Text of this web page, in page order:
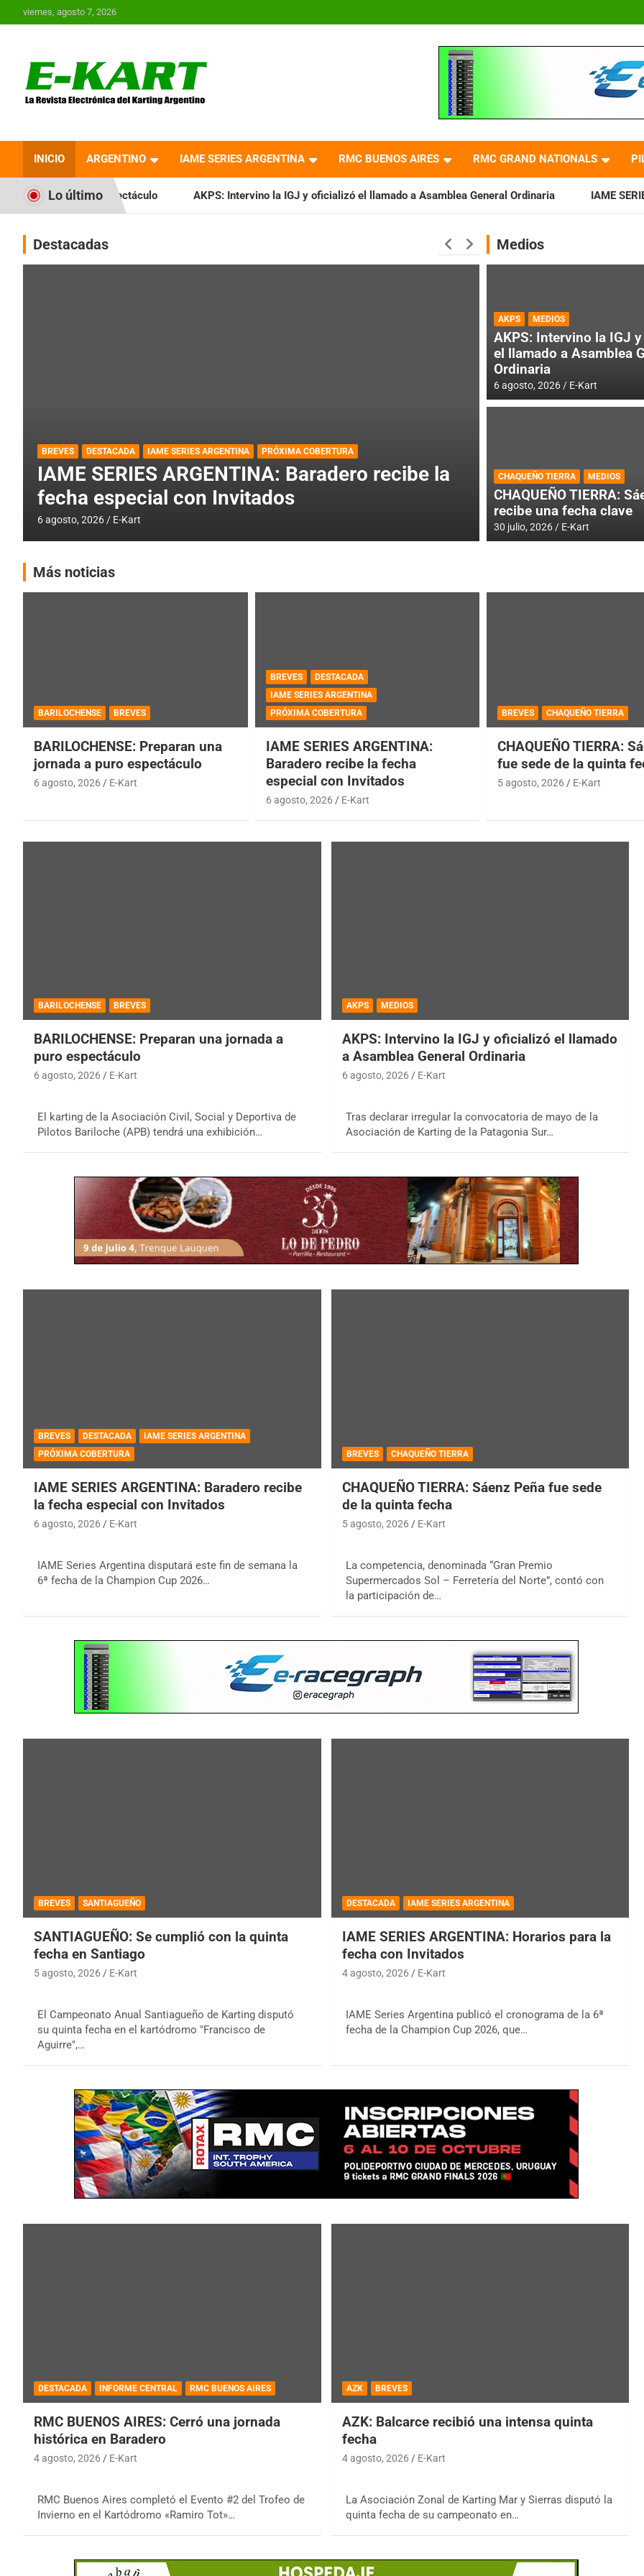
al
viernes, agosto 7, 2026
Revista Electrónica del
Karting en Argentina
INICIO ARGENTINO IAME SERIES ARGENTINA RMC BUENOS AIRES RMC GRAND NATIONALS
Lo último
a puro espectáculo AKPS: Intervino la IGJ y oficializó el llamado a Asamblea General Ordinaria IAME SERIES
Destacadas
DESTACADA IAME SERIES ARGENTINA
IAME SERIES ARGENTINA: Horarios para la
fecha con Invitados
4 agosto, 2026 E-Kart
RMC BUENOS
histórica en
Medios
AKPS MEDIOS
AKPS: Intervino la IGJ
el llamado a Asamblea
Ordinaria
6 agosto, 2026 E-Kart
CHAQUEÑO TIERRA MEDIOS
CHAQUEÑO TIERRA:
recibe una fecha clave
30 julio, 2026 E-Kart
Más noticias
BARILOCHENSE BREVES
BARILOCHENSE: Preparan una
jornada a puro espectáculo
6 agosto, 2026 E-Kart
BREVES
DESTACADA
IAME SERIES ARGENTINA
PRÓXIMA COBERTURA
IAME SERIES ARGENTINA:
Baradero recibe la fecha
especial con Invitados
6 agosto, 2026 E-Kart
BREVES CHAQUEÑO TIERRA
CHAQUEÑO TIERRA:
fue sede de la quinta
5 agosto, 2026 E-Kart
BARILOCHENSE BREVES
BARILOCHENSE: Preparan una jornada a
puro espectáculo
6 agosto, 2026 E-Kart
El karting de la Asociación Civil, Social y Deportiva de
Pilotos Bariloche (APB) tendrá una exhibición…
AKPS MEDIOS
AKPS: Intervino la IGJ y oficializó el llamado
a Asamblea General Ordinaria
6 agosto, 2026 E-Kart
Tras declarar irregular la convocatoria de mayo de la
Asociación de Karting de la Patagonia Sur…
BREVES DESTACADA
IAME SERIES ARGENTINA
PRÓXIMA COBERTURA
IAME SERIES ARGENTINA: Baradero recibe
la fecha especial con Invitados
6 agosto, 2026 E-Kart
IAME Series Argentina disputará este fin de semana la
6ª fecha de la Champion Cup 2026…
BREVES CHAQUEÑO TIERRA
CHAQUEÑO TIERRA: Sáenz Peña fue sede
de la quinta fecha
5 agosto, 2026 E-Kart
La competencia, denominada “Gran Premio
Supermercados Sol – Ferretería del Norte”, contó con
la participación de…
BREVES SANTIAGUEÑO
SANTIAGUEÑO: Se cumplió con la quinta
fecha en Santiago
5 agosto, 2026 E-Kart
El Campeonato Anual Santiagueño de Karting disputó
su quinta fecha en el kartódromo "Francisco de
Aguirre",…
DESTACADA IAME SERIES ARGENTINA
IAME SERIES ARGENTINA: Horarios para la
fecha con Invitados
4 agosto, 2026 E-Kart
IAME Series Argentina publicó el cronograma de la 6ª
fecha de la Champion Cup 2026, que…
DESTACADA INFORME CENTRAL RMC BUENOS AIRES
RMC BUENOS AIRES: Cerró una jornada
histórica en Baradero
4 agosto, 2026 E-Kart
RMC Buenos Aires completó el Evento #2 del Trofeo de
Invierno en el Kartódromo «Ramiro Tot»…
AZK BREVES
AZK: Balcarce recibió una intensa quinta
fecha
4 agosto, 2026 E-Kart
La Asociación Zonal de Karting Mar y Sierras disputó la
quinta fecha de su campeonato en…